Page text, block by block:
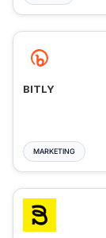
BITLY
MARKETING